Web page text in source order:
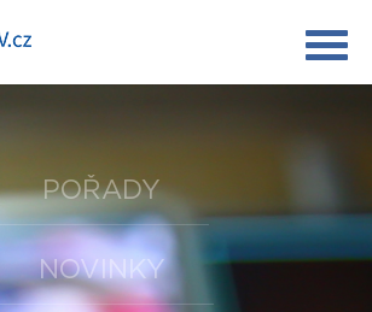
POŘADY
NOVINKY